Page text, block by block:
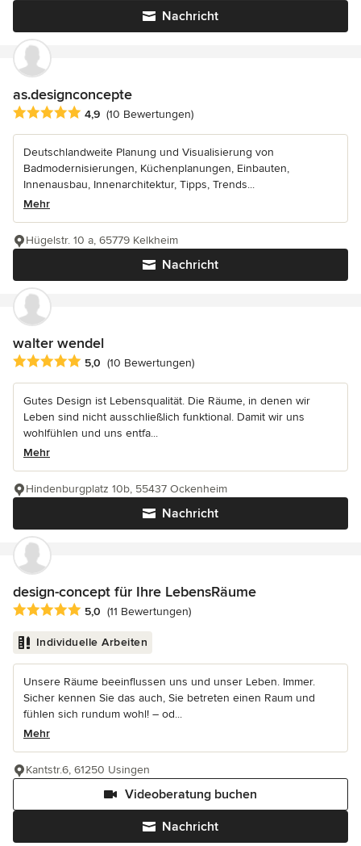
Nachricht
as.designconcepte
Durchschnittliche Bewertung: 4.9 von 5 Sternen
4,9 (10 Bewertungen)
Deutschlandweite Planung und Visualisierung von
Badmodernisierungen, Küchenplanungen, Einbauten,
Innenausbau, Innenarchitektur, Tipps, Trends...
Mehr
Nachricht
Hügelstr. 10 a, 65779 Kelkheim
walter wendel
Durchschnittliche Bewertung: 5 von 5 Sternen
5,0 (10 Bewertungen)
Gutes Design ist Lebensqualität. Die Räume, in denen wir
Leben sind nicht ausschließlich funktional. Damit wir uns
wohlfühlen und uns entfa...
Mehr
Nachricht
Hindenburgplatz 10b, 55437 Ockenheim
design-concept für Ihre LebensRäume
Durchschnittliche Bewertung: 5 von 5 Sternen
5,0 (11 Bewertungen)
Individuelle Arbeiten
Unsere Räume beeinflussen uns und unser Leben. Immer.
Sicher kennen Sie das auch, Sie betreten einen Raum und
fühlen sich rundum wohl! – od...
Mehr
Nachricht
Videoberatung buchen
Kantstr.6, 61250 Usingen